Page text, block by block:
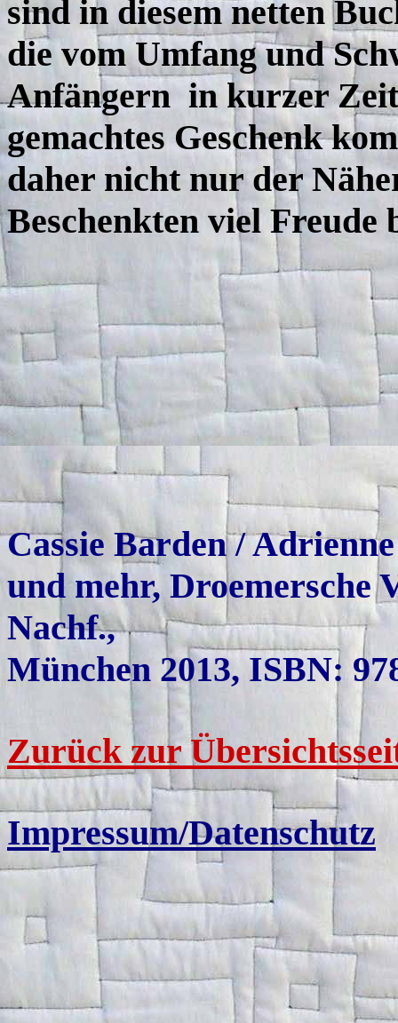
sind in diesem netten
die vom Umfang und
Anfängern in kurzer
gemachtes Geschenk
daher nicht nur der
Beschenkten viel Freude
Cassie Barden /
und mehr, Droemersche
Nachf.,
München 2013, ISBN:
Zurück zur
Impressum/Datenschutz